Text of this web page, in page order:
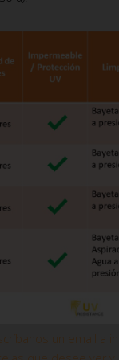
un email a